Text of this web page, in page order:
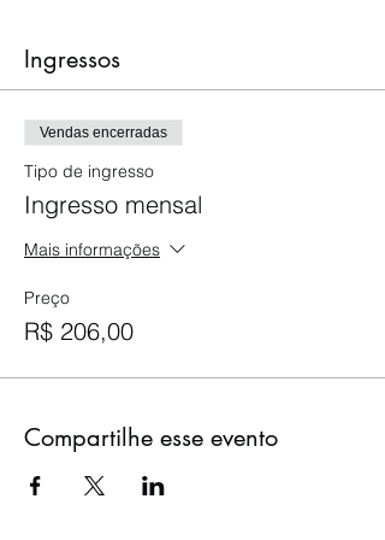
Ingressos
Vendas encerradas
Tipo de ingresso
Ingresso mensal
Mais informações
Preço
R$ 206,00
Compartilhe esse evento